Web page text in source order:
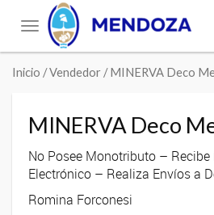
Toggle
navigation
Inicio / Vendedor / MINERVA Deco
MINERVA Deco
No Posee Monotributo –
Electrónico – Realiza Envíos a
Romina Forconesi